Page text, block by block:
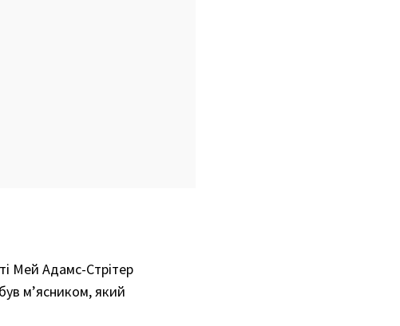
Мей Адамс-Стрітер
м’ясником, який